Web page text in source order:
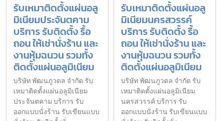
รับเหมาติดตั้งแผ่นอลู
มิเนียมประจันตคาม
บริการ รับติดตั้ง รื้อ
ถอน ให้เช่านั่งร้าน และ
งานหุ้มฉนวน รวมทั้ง
ติดตั้งแผ่นอลูมิเนียม
บริษัท พัฒนภูวดล จำกัด รับ
เหมาติดตั้งแผ่นอลูมิเนียม
ประจันตคาม บริการ รับ
ออกแบบนั่งร้าน รับเขียนแบบ
รับเหมาติดตั้งแผ่นอลู
มิเนียมนครสวรรค์
บริการ รับติดตั้ง รื้อ
ถอน ให้เช่านั่งร้าน และ
งานหุ้มฉนวน รวมทั้ง
ติดตั้งแผ่นอลูมิเนียม
บริษัท พัฒนภูวดล จำกัด รับ
เหมาติดตั้งแผ่นอลูมิเนียม
นครสวรรค์ บริการ รับ
ออกแบบนั่งร้าน รับเขียนแบบ